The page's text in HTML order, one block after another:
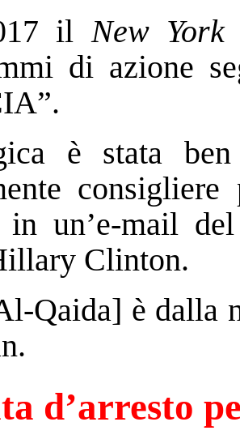
il New York
di azione
è stata ben
in un’e-mail
Clinton.
Qaida] è dalla
d’arresto